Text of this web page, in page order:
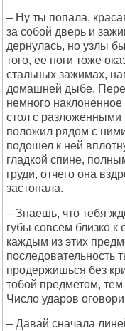
– Ну ты попала,
за собой дверь и
дернулась, но узлы
того, ее ноги тоже
стальных зажимах,
домашней дыбе.
немного
стол с разложенными
положил рядом с
подошел к ней
гладкой спине,
груди, отчего она
застонала.
– Знаешь, что тебя
губы совсем близко к
каждым из этих
продержишься без
тобой предметом,
Число ударов
– Давай сначала